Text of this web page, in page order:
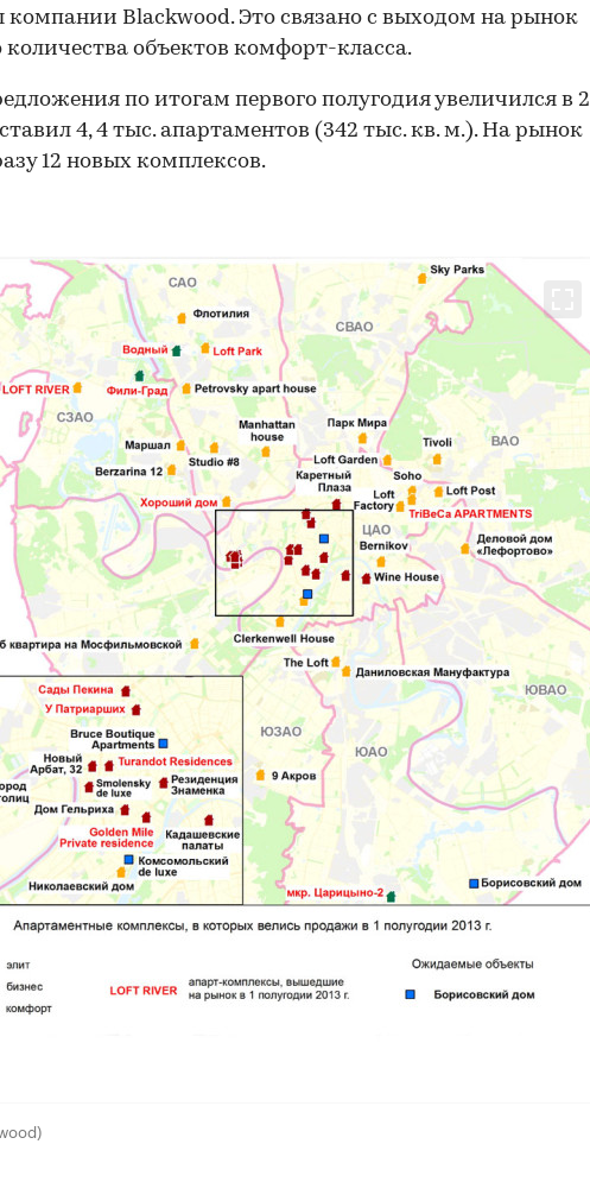
компании Blackwood. Это связано с выходом на рынок
количества объектов комфорт-класса.
по итогам первого полугодия увеличился в 2
4, 4 тыс. апартаментов (342 тыс. кв. м.). На рынок
12 новых комплексов.